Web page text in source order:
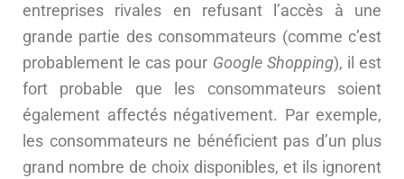
entreprises rivales en refusant l’accès à une
grande partie des consommateurs (comme c’est
probablement le cas pour Google Shopping), il est
fort probable que les consommateurs soient
également affectés négativement. Par exemple,
les consommateurs ne bénéficient pas d’un plus
grand nombre de choix disponibles, et ils ignorent